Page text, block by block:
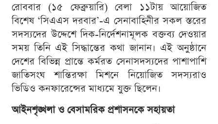
রোববার (১৫ ফেব্রুয়ারি) বেলা ১১টায় আয়োজিত
বিশেষ ‘সিএএস দরবার’-এ সেনাবাহিনীর সকল স্তরের
সদস্যদের উদ্দেশে দিক-নির্দেশনামূলক বক্তব্য দেওয়ার
সময় তিনি এই সিদ্ধান্তের কথা জানান। এই অনুষ্ঠানে
দেশের বিভিন্ন প্রান্তে কর্মরত সেনাসদস্যদের পাশাপাশি
জাতিসংঘ শান্তিরক্ষা মিশনে নিয়োজিত সদস্যরাও
ভিডিও কনফারেন্সের মাধ্যমে যুক্ত ছিলেন।
আইনশৃঙ্খলা ও বেসামরিক প্রশাসনকে সহায়তা